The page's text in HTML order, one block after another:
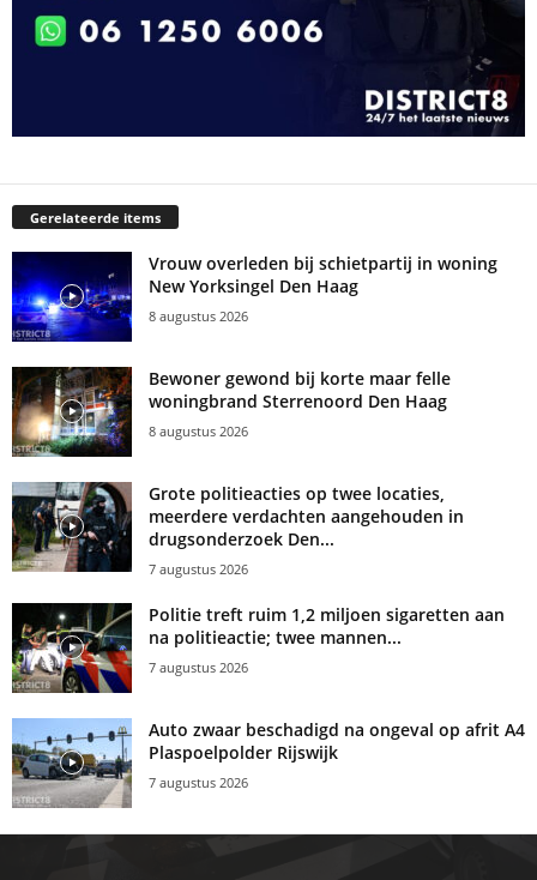
Gerelateerde items
Vrouw overleden bij schietpartij in woning
New Yorksingel Den Haag
8 augustus 2026
Bewoner gewond bij korte maar felle
woningbrand Sterrenoord Den Haag
8 augustus 2026
Grote politieacties op twee locaties,
meerdere verdachten aangehouden in
drugsonderzoek Den...
7 augustus 2026
Politie treft ruim 1,2 miljoen sigaretten aan
na politieactie; twee mannen...
7 augustus 2026
Auto zwaar beschadigd na ongeval op afrit A4
Plaspoelpolder Rijswijk
7 augustus 2026